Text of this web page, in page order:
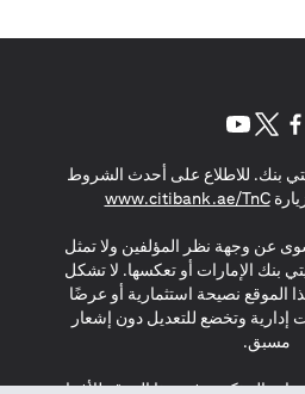
بنك. للاطلاع على أحدث الشروط
www.citibank.ae/TnC
in a new tab
سوى عن وجهة نظر المؤلفين ولا تمثل
بنك الإمارات أو تعكسها. لا تشكل
الموقع نصيحة استثمارية أو عرضًا
إدارية وتخضع للتعديل دون إشعار
مسبق.
المذكورة في هذا الموقع للأفراد